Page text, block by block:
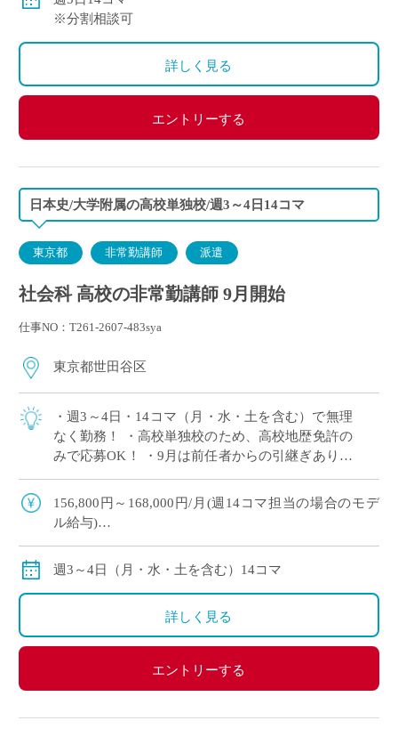
※分割相談可
詳しく見る
エントリーする
日本史/大学附属の高校単独校/週3～4日14コマ
東京都 非常勤講師 派遣
社会科 高校の非常勤講師 9月開始
仕事NO：T261-2607-483sya
東京都世田谷区
・週3～4日・14コマ（月・水・土を含む）で無理
なく勤務！ ・高校単独校のため、高校地歴免許の
みで応募OK！ ・9月は前任者からの引継ぎあり！
らではの落ち着いた教育環境でご勤 […]
156,800円～168,000円/月(週14コマ担当の場合のモデ
ル給与)
◇交通費別途支給
週3～4日（月・水・土を含む）14コマ
詳しく見る
エントリーする